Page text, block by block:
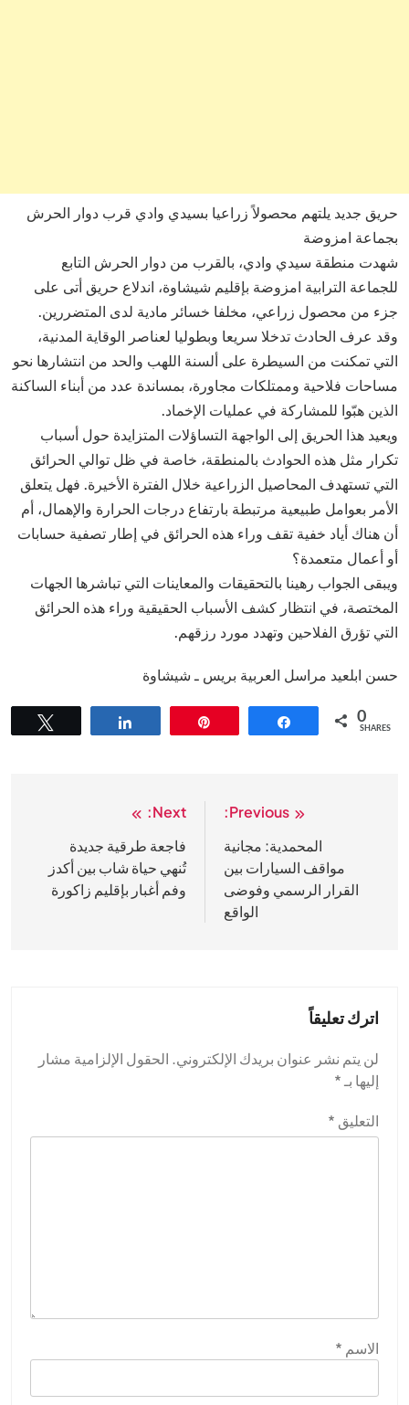
حريق جديد يلتهم محصولاً زراعيا بسيدي وادي قرب دوار الحرش
بجماعة امزوضة
شهدت منطقة سيدي وادي، بالقرب من دوار الحرش التابع
للجماعة الترابية امزوضة بإقليم شيشاوة، اندلاع حريق أتى على
جزء من محصول زراعي، مخلفا خسائر مادية لدى المتضررين.
وقد عرف الحادث تدخلا سريعا وبطوليا لعناصر الوقاية المدنية،
التي تمكنت من السيطرة على ألسنة اللهب والحد من انتشارها نحو
مساحات فلاحية وممتلكات مجاورة، بمساندة عدد من أبناء الساكنة
الذين هبّوا للمشاركة في عمليات الإخماد.
ويعيد هذا الحريق إلى الواجهة التساؤلات المتزايدة حول أسباب
تكرار مثل هذه الحوادث بالمنطقة، خاصة في ظل توالي الحرائق
التي تستهدف المحاصيل الزراعية خلال الفترة الأخيرة. فهل يتعلق
الأمر بعوامل طبيعية مرتبطة بارتفاع درجات الحرارة والإهمال، أم
أن هناك أياد خفية تقف وراء هذه الحرائق في إطار تصفية حسابات
أو أعمال متعمدة؟
ويبقى الجواب رهينا بالتحقيقات والمعاينات التي تباشرها الجهات
المختصة، في انتظار كشف الأسباب الحقيقية وراء هذه الحرائق
التي تؤرق الفلاحين وتهدد مورد رزقهم.
حسن ابلعيد مراسل العربية بريس ـ شيشاوة
0
SHARES
المقالات
Previous:
المحمدية: مجانية
مواقف السيارات بين
القرار الرسمي وفوضى
الواقع
Next:
فاجعة طرقية جديدة
تُنهي حياة شاب بين أكدز
وفم أغبار بإقليم زاكورة
اترك تعليقاً
لن يتم نشر عنوان بريدك الإلكتروني. الحقول الإلزامية مشار
إليها بـ*
التعليق *
الاسم *